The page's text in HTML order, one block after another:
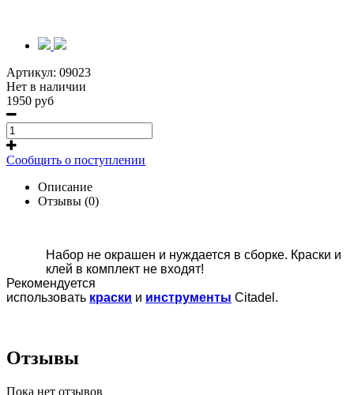
Артикул: 09023
Нет в наличии
1950 руб
Сообщить о поступлении
Описание
Отзывы (0)
Набор не окрашен и нуждается в сборке. Краски и
клей в комплект не входят!
Рекомендуется
использовать краски и инструменты Citadel.
Отзывы
Пока нет отзывов